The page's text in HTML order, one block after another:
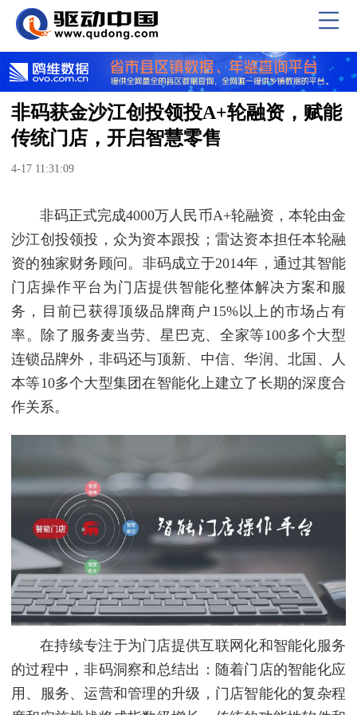
非码获金沙江创投领投A+轮融资，赋能
传统门店，开启智慧零售
4-17 11:31:09
非码正式完成4000万人民币A+轮融资，本轮由金
沙江创投领投，众为资本跟投；雷达资本担任本轮融
资的独家财务顾问。非码成立于2014年，通过其智能
门店操作平台为门店提供智能化整体解决方案和服
务，目前已获得顶级品牌商户15%以上的市场占有
率。除了服务麦当劳、星巴克、全家等100多个大型
连锁品牌外，非码还与顶新、中信、华润、北国、人
本等10多个大型集团在智能化上建立了长期的深度合
作关系。
在持续专注于为门店提供互联网化和智能化服务
的过程中，非码洞察和总结出：随着门店的智能化应
用、服务、运营和管理的升级，门店智能化的复杂程